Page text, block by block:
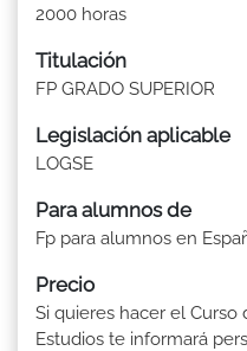
2000 horas
Titulación
FP GRADO SUPERIOR
Legislación aplicable
LOGSE
Para alumnos de
Fp para alumnos en
Precio
Si quieres hacer el Curso
Estudios te informará